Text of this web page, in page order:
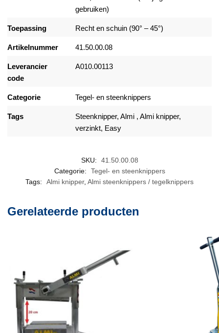
gebruiken)
Toepassing Recht en schuin (90° – 45°)
Artikelnummer 41.50.00.08
Leverancier
code
A010.00113
Categorie Tegel- en steenknippers
Tags Steenknipper, Almi , Almi knipper,
verzinkt, Easy
SKU:
41.50.00.08
Categorie:
Tegel- en steenknippers
Tags:
Almi knipper, Almi steenknippers / tegelknippers
Gerelateerde producten